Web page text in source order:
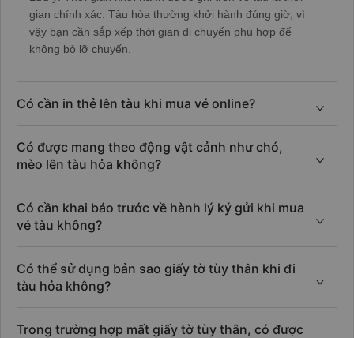
gian chính xác. Tàu hỏa thường khởi hành đúng giờ, vì
vậy bạn cần sắp xếp thời gian di chuyển phù hợp để
không bỏ lỡ chuyến.
Có cần in thẻ lên tàu khi mua vé online?
Có được mang theo động vật cảnh như chó,
mèo lên tàu hỏa không?
Có cần khai báo trước về hành lý ký gửi khi mua
vé tàu không?
Có thể sử dụng bản sao giấy tờ tùy thân khi đi
tàu hỏa không?
Trong trường hợp mất giấy tờ tùy thân, có được